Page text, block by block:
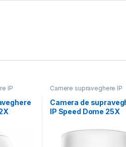
IP Camere supraveghere IP
Camera de
IP Speed Dome 25X
DarkFighter2MP